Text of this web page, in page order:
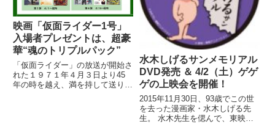
映画「仮面ライダー1号」
入場者プレゼントは、超豪
華“魂のトリプルパック”
「仮面ライダー」の放送が開始さ
れた１９７１年４月３日より45
年の時を越え、満を持して送り出
水木しげるサンメモリアル
DVD発売 ＆ 4/2（土）ゲゲ
ゲの上映会を開催！
2015年11月30日、93歳でこの世
を去った漫画家・水木しげる先
生。 水木先生を偲んで、東映ビ